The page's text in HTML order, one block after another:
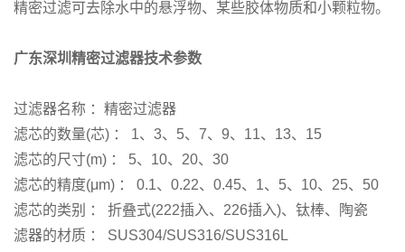
精密过滤可去除水中的悬浮物、某些胶体物质和小颗粒物。
广东深圳精密过滤器技术参数
过滤器名称 ：精密过滤器
滤芯的数量(芯) ： 1、3、5、7、9、11、13、15
滤芯的尺寸(m) ： 5、10、20、30
滤芯的精度(μm) ： 0.1、0.22、0.45、1、5、10、25、50
滤芯的类别 ： 折叠式(222插入、226插入)、钛棒、陶瓷
滤器的材质 ： SUS304/SUS316/SUS316L